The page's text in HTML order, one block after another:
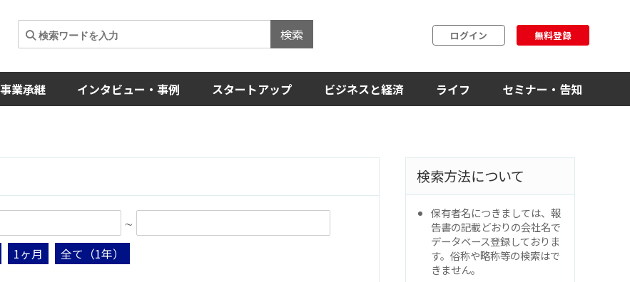
検索 ログイン 無料登録
事業承継 インタビュー・事例 スタートアップ ビジネスと経済 ライフ セミナー・告知
∼
1ヶ月 全て（1年）
検索方法について
保有者名につきましては、報
告書の記載どおりの会社名で
データベース登録しておりま
す。俗称や略称等の検索はで
きません。